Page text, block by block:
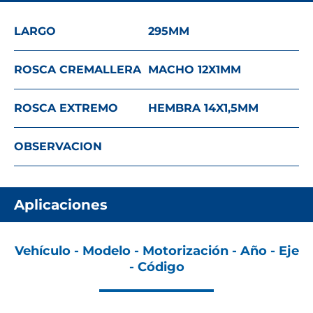
LARGO 295MM
ROSCA CREMALLERA MACHO 12X1MM
ROSCA EXTREMO HEMBRA 14X1,5MM
OBSERVACION
Aplicaciones
Vehículo - Modelo - Motorización - Año - Eje
- Código